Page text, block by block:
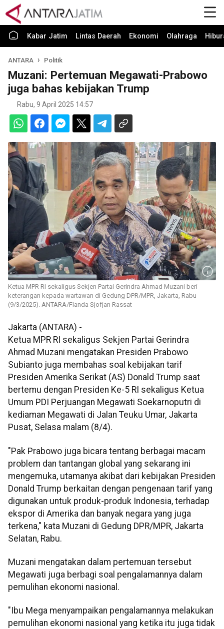
Kabar Jatim Lintas Daerah Ekonomi Olahraga
ANTARA Politik
Muzani: Pertemuan Megawati-Prabowo
juga bahas kebijakan Trump
Rabu, 9 April 2025 14:57
Ketua MPR RI sekaligus Sekjen Partai Gerindra Ahmad Muzani beri
keterangan kepada wartawan di Gedung DPR/MPR, Jakarta, Rabu
(9/3/2025). ANTARA/Fianda Sjofjan Rassat
Jakarta (ANTARA) -
Ketua MPR RI sekaligus Sekjen Partai Gerindra
Ahmad Muzani mengatakan Presiden Prabowo
Subianto juga membahas soal kebijakan tarif
Presiden Amerika Serikat (AS) Donald Trump saat
bertemu dengan Presiden Ke-5 RI sekaligus Ketua
Umum PDI Perjuangan Megawati Soekarnoputri di
kediaman Megawati di Jalan Teuku Umar, Jakarta
Pusat, Selasa malam (8/4).
"Pak Prabowo juga bicara tentang berbagai macam
problem dan tantangan global yang sekarang ini
mengemuka, utamanya akibat dari kebijakan Presiden
Donald Trump berkaitan dengan pengenaan tarif yang
digunakan untuk produk-produk Indonesia, terhadap
ekspor di Amerika dan banyak negara yang juga
terkena," kata Muzani di Gedung DPR/MPR, Jakarta
Selatan, Rabu.
Muzani mengatakan dalam pertemuan tersebut
Megawati juga berbagi soal pengalamannya dalam
pemulihan ekonomi nasional.
"Ibu Mega menyampaikan pengalamannya melakukan
pemulihan ekonomi nasional yang ketika itu juga tidak